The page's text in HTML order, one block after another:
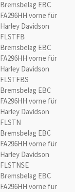
Bremsbelag EBC
FA296HH vorne für
Harley Davidson
FLSTFB
Bremsbelag EBC
FA296HH vorne für
Harley Davidson
FLSTFBS
Bremsbelag EBC
FA296HH vorne für
Harley Davidson
FLSTN
Bremsbelag EBC
FA296HH vorne für
Harley Davidson
FLSTNSE
Bremsbelag EBC
FA296HH vorne für